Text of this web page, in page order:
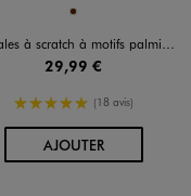
en 1 coloris
MARRON
scratch à motifs palmiers bébé garçon - Alma
29,99 €
5/5 de moyenne
(18 avis)
AJOUTERAU PANIER